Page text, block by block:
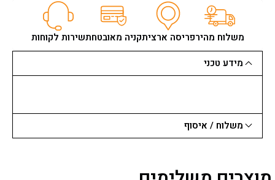
משלוח מהירפריסה ארציתקניה מאובטחתשירות לקוחות
מידע טכני
משלוח / איסוף